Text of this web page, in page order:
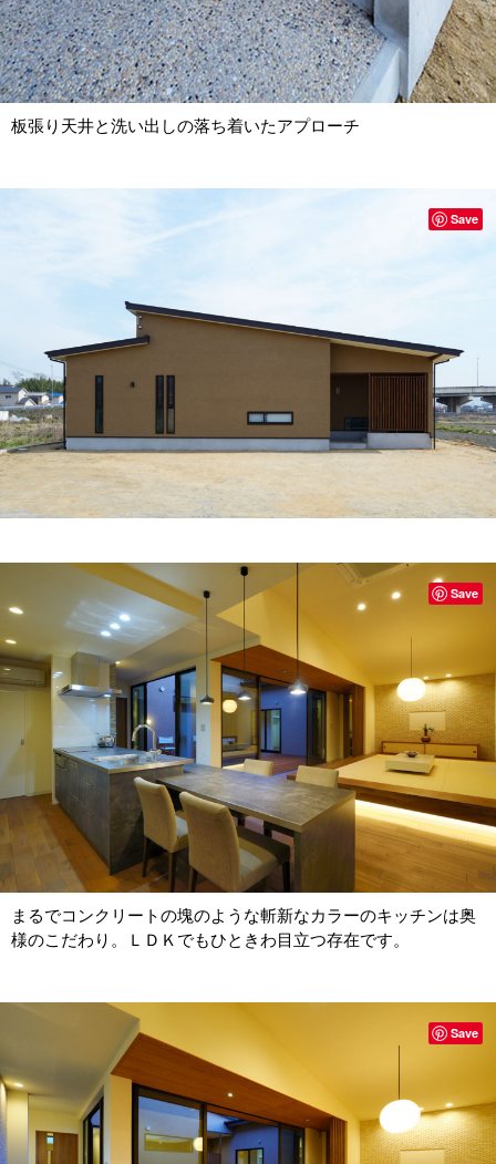
板張り天井と洗い出しの落ち着いたアプローチ
Save
まるでコンクリートの塊のような斬新なカラーのキッチンは奥
様のこだわり。ＬＤＫでもひときわ目立つ存在です。
Save
Save